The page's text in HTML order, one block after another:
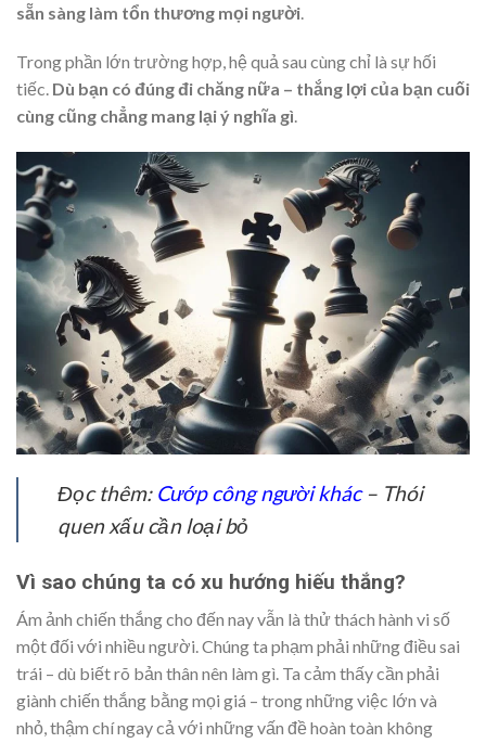
sẵn sàng làm tổn thương mọi người
Trong phần lớn trường hợp, hệ quả sau cùng chỉ là sự hối
tiếc. Dù bạn có đúng đi chăng nữa – thắng lợi của bạn cuối
cùng cũng chẳng mang lại ý nghĩa gì.
Đọc thêm: Cướp công người khác– Thói
quen xấu cần loại bỏ
Vì sao chúng ta có xu hướng hiếu thắng?
Ám ảnh chiến thắng cho đến nay vẫn là thử thách hành vi số
một đối với nhiều người. Chúng ta phạm phải những điều sai
trái – dù biết rõ bản thân nên làm gì. Ta cảm thấy cần phải
giành chiến thắng bằng mọi giá – trong những việc lớn và
nhỏ, thậm chí ngay cả với những vấn đề hoàn toàn không